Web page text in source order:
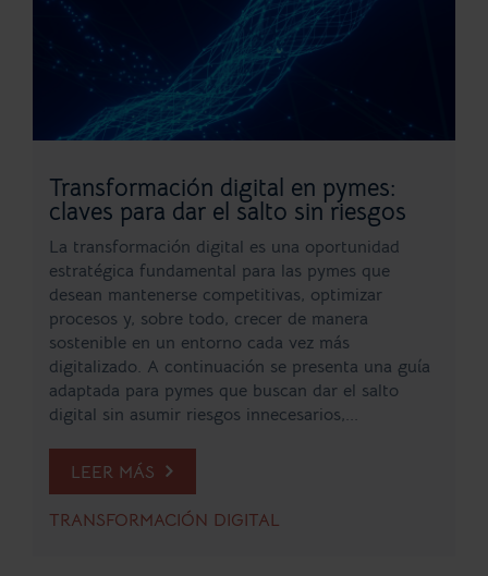
Transformación digital en pymes:
claves para dar el salto sin riesgos
La transformación digital es una oportunidad
estratégica fundamental para las pymes que
desean mantenerse competitivas, optimizar
procesos y, sobre todo, crecer de manera
sostenible en un entorno cada vez más
digitalizado. A continuación se presenta una guía
adaptada para pymes que buscan dar el salto
digital sin asumir riesgos innecesarios,...
LEER MÁS
TRANSFORMACIÓN DIGITAL